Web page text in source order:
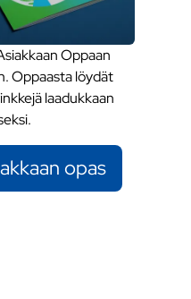
Oppaan
Oppaasta löydät
laadukkaan
opas